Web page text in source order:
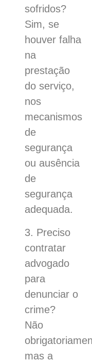
sofridos?
Sim, se
houver falha
na
prestação
do serviço,
nos
mecanismos
de
segurança
ou ausência
de
segurança
adequada.
3. Preciso
contratar
advogado
para
denunciar o
crime?
Não
mas a